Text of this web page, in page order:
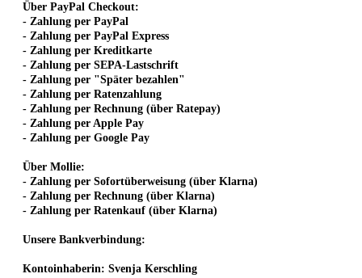
Über PayPal Checkout:
- Zahlung per PayPal
- Zahlung per PayPal Express
- Zahlung per Kreditkarte
- Zahlung per SEPA-Lastschrift
- Zahlung per "Später bezahlen"
- Zahlung per Ratenzahlung
- Zahlung per Rechnung (über Ratepay)
- Zahlung per Apple Pay
- Zahlung per Google Pay
Über Mollie:
- Zahlung per Sofortüberweisung (über Klarna)
- Zahlung per Rechnung (über Klarna)
- Zahlung per Ratenkauf (über Klarna)
Unsere Bankverbindung:
Kontoinhaberin: Svenja Kerschling